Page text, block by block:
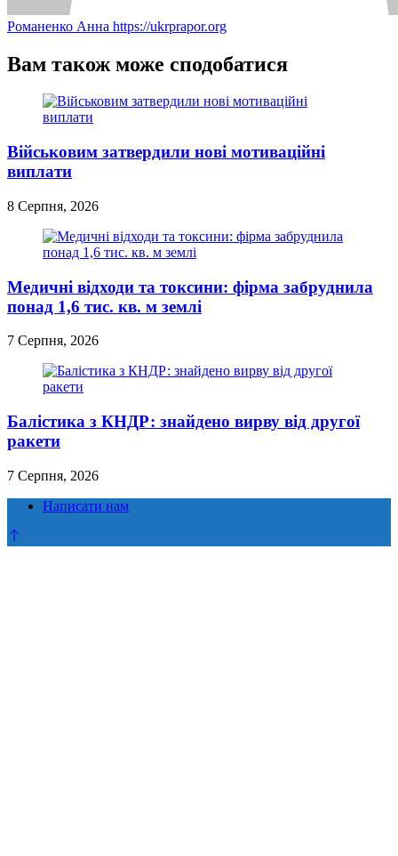
Романенко Анна https://ukrprapor.org
Вам також може сподобатися
Військовим затвердили нові мотиваційні
виплати
8 Серпня, 2026
Медичні відходи та токсини: фірма забруднила
понад 1,6 тис. кв. м землі
7 Серпня, 2026
Балістика з КНДР: знайдено вирву від другої
ракети
7 Серпня, 2026
Написати нам
Прокрутка
до